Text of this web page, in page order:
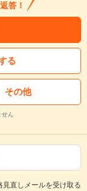
答！
る
その他
ん
見直しメールを受け取る